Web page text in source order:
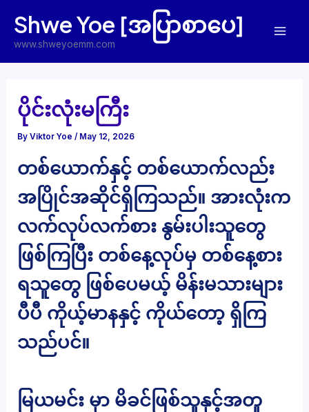
content
Shwe Yoe [အပြာစာပေ]
www.shweyoemm.com
ပိုင်းလုံးမကြီး
ByViktor Yoe/ May 12, 2026
တစ်ယောက်နှင့် တစ်ယောက်လည်း
အပြိုင်အဆိုင်ရှိကြသည်။ အားလုံးက
လက်လုပ်လက်စား နွမ်းပါးသူတွေ
ဖြစ်ကြပြီး တစ်နေ့လုပ်မှ တစ်နေ့စား
ရသူတွေ ဖြစ်ပေမယ့် မိန်းမသားများ
ပီပီ ကိုယ့်မာနနှင့် ကိုယ်တော့ ရှိကြ
သည်ပင်။
မြယမင်း မှာ မိခင်ဖြစ်သူနှင့်အတူ